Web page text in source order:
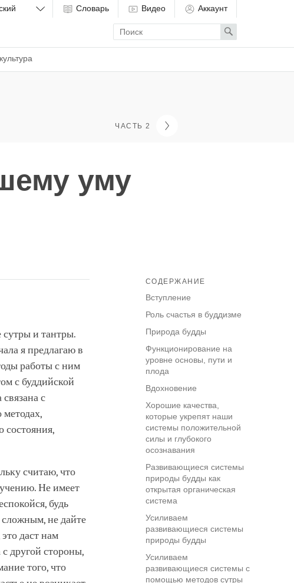
Словарь Видео Аккаунт
Enter
search
term
Search
ЧАСТЬ 2
уму
СОДЕРЖАНИЕ
Вступление
Роль счастья в буддизме
Природа будды
Функционирование на
уровне основы, пути и
плода
Вдохновение
Хорошие качества,
которые укрепят наши
системы положительной
силы и глубокого
осознавания
Развивающиеся системы
природы будды как
открытая органическая
система
Усиливаем
развивающиеся системы
природы будды
Усиливаем
развивающиеся системы с
помощью методов сутры
сутры и тантры.
я предлагаю в
работы с ним
с буддийской
с
состояния,
считаю, что
Не имеет
будь
сложным, не дайте
даст нам
с другой стороны,
того, что